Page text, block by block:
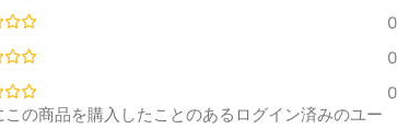
0
0
0
この商品を購入したことのあるログイン済みのユー